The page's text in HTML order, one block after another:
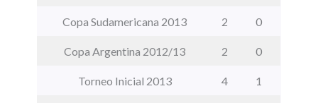
Copa Sudamericana 2013 2 0
Copa Argentina 2012/13 2 0
Torneo Inicial 2013 4 1